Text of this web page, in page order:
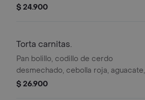
aguacate en pan suave.
$ 24.900
Torta carnitas.
Pan bolillo, codillo de cerdo
desmechado, cebolla roja, aguacate,
frijol refrito y queso.
$ 26.900